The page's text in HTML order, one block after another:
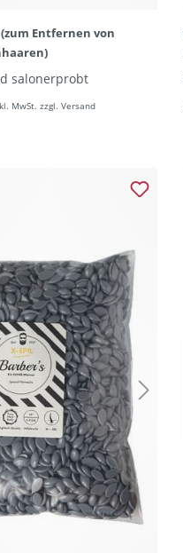
Entfernen von
salonerprobt
MwSt. zzgl. Versand